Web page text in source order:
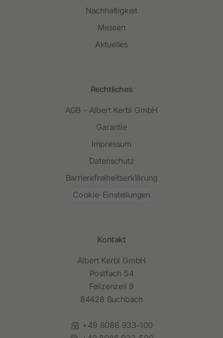
Nachhaltigkeit
Messen
Aktuelles
Rechtliches
AGB - Albert Kerbl GmbH
Garantie
Impressum
Datenschutz
Barrierefreiheitserklärung
Cookie-Einstellungen
Kontakt
Albert Kerbl GmbH
Postfach 54
Felizenzell 9
84428 Buchbach
Telefon:
+49 8086 933-100